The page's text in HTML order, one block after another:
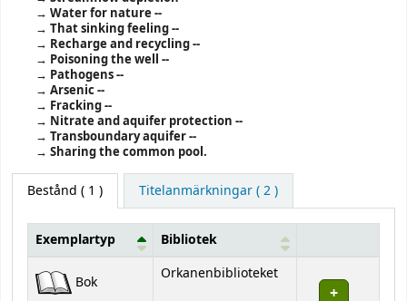
Water for nature --
That sinking feeling --
Recharge and recycling --
Poisoning the well --
Pathogens --
Arsenic --
Fracking --
Nitrate and aquifer protection --
Transboundary aquifer --
Sharing the common pool.
Bestånd ( 1 ) Titelanmärkningar ( 2 )
Bestånd
Exemplartyp Bibliotek
Bok Orkanenbiblioteket